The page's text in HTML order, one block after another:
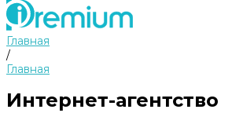
Главная
/
Главная
Интернет-агентство